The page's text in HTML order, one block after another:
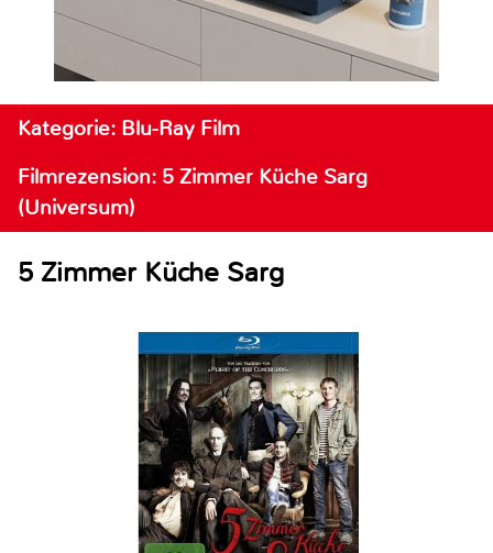
Kategorie: Blu-Ray Film
Filmrezension: 5 Zimmer Küche Sarg
(Universum)
5 Zimmer Küche Sarg